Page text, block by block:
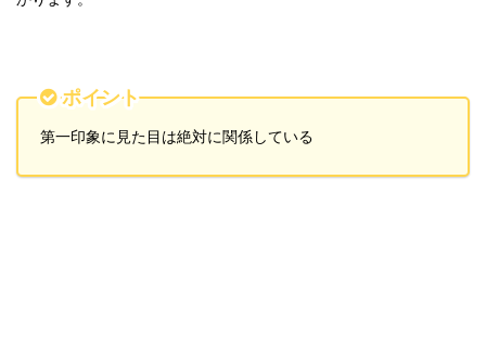
ポイント
第一印象に見た目は絶対に関係している